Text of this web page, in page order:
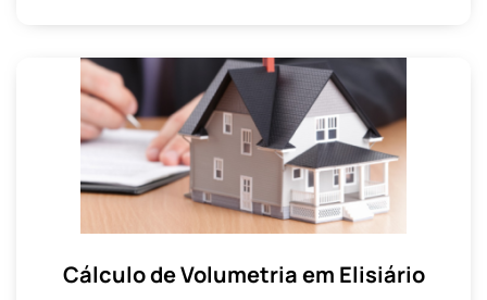
Cálculo de Volumetria em Elisiário